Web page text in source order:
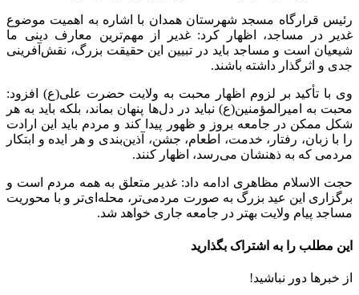
رئیس قرارگاه مسجد شهرستان همدان با اشاره به اهمیت موضوع
غدیر در مساجد، اظهار کرد: غدیر از مهم‌ترین معارف دینی ما
شیعیان است و مساجد باید در تبیین این حقیقت بزرگ، نقش‌آفرینی
جدی و اثرگذار داشته باشند.
وی با تأکید بر لزوم اظهار محبت به ولایت حضرت علی(ع) افزود:
محبت به امیرالمؤمنین(ع) نباید در دل‌ها پنهان بماند، بلکه باید به هر
شکل ممکن در جامعه بروز و ظهور پیدا کند و مردم باید این ارادت
را با زبان، رفتار، خدمت، اطعام، جشن، آذین‌بندی و هر ایده و ابتکار
مردمی که به ذهنشان می‌رسد، اظهار کنند.
حجت الاسلام مظاهری ادامه داد: غدیر متعلق به همه مردم است و
برگزاری این عید بزرگ به صورت مردمی‌تر، محله‌ای‌تر و با محوریت
مساجد پیام ولایت بهتر در جامعه جاری خواهد شد.
این مطلب را به اشتراک بگذارید
از خبرها دور نباشید!